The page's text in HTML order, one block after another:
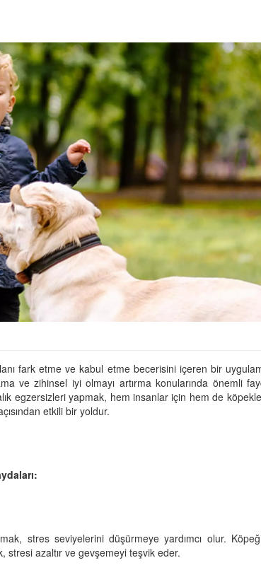
fark etme ve kabul etme becerisini içeren bir
ve zihinsel iyi olmayı artırma konularında önemli
egzersizleri yapmak, hem insanlar için hem de
etkili bir yoldur.
stres seviyelerini düşürmeye yardımcı olur.
stresi azaltır ve gevşemeyi teşvik eder.
ve
Köpeklerle İlgili Ünlü
Atasözleri
03.04.2024
İzmir’deki Hayvan
22.05.2020
Ankara’daki Hayvan
22.05.2020
Köpeğim Su İçmiyor,
Su İçmeme Sebepleri
22.05.2020
ve
Köpeklerde Kulak ve
Ev Yapımı Köpek
Sağlıklı Tarifler ve
Gerekenler